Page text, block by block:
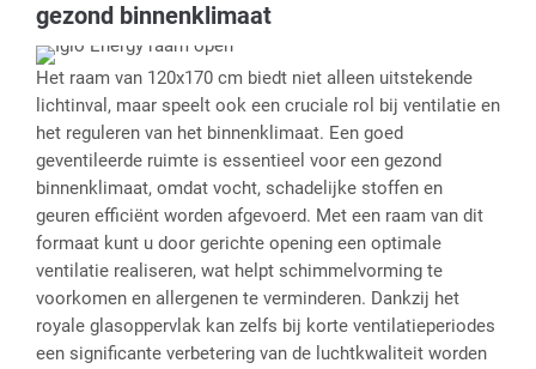
gezond binnenklimaat
Het raam van 120x170 cm biedt niet alleen uitstekende
lichtinval, maar speelt ook een cruciale rol bij ventilatie en
het reguleren van het binnenklimaat. Een goed
geventileerde ruimte is essentieel voor een gezond
binnenklimaat, omdat vocht, schadelijke stoffen en
geuren efficiënt worden afgevoerd. Met een raam van dit
formaat kunt u door gerichte opening een optimale
ventilatie realiseren, wat helpt schimmelvorming te
voorkomen en allergenen te verminderen. Dankzij het
royale glasoppervlak kan zelfs bij korte ventilatieperiodes
een significante verbetering van de luchtkwaliteit worden